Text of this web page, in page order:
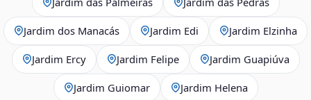
Jardim dos Manacás Jardim Edi Jardim Elzinha
Jardim Ercy Jardim Felipe Jardim Guapiúva
Jardim Guiomar Jardim Helena